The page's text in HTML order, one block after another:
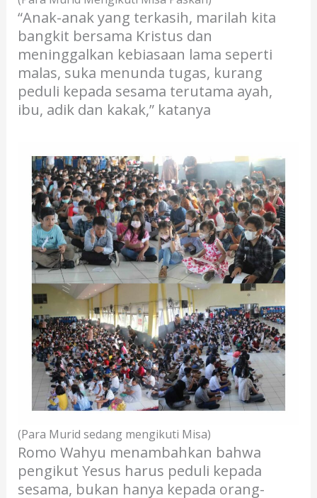
“Anak-anak yang terkasih, marilah kita
bangkit bersama Kristus dan
meninggalkan kebiasaan lama seperti
malas, suka menunda tugas, kurang
peduli kepada sesama terutama ayah,
ibu, adik dan kakak,” katanya
(Para Murid sedang mengikuti Misa)
Romo Wahyu menambahkan bahwa
pengikut Yesus harus peduli kepada
sesama, bukan hanya kepada orang-